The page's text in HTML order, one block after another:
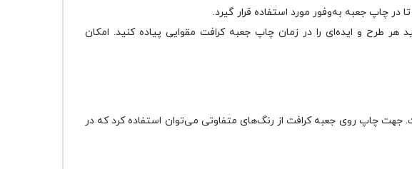
چاپ جعبه به‌وفور مورد استفاده قرار گیرد.
طرح و ایده‌ای را در زمان چاپ جعبه کرافت مقوایی پیاده کنید. امکان
جهت چاپ روی جعبه کرافت از رنگ‌های متفاوتی می‌توان استفاده کرد که در